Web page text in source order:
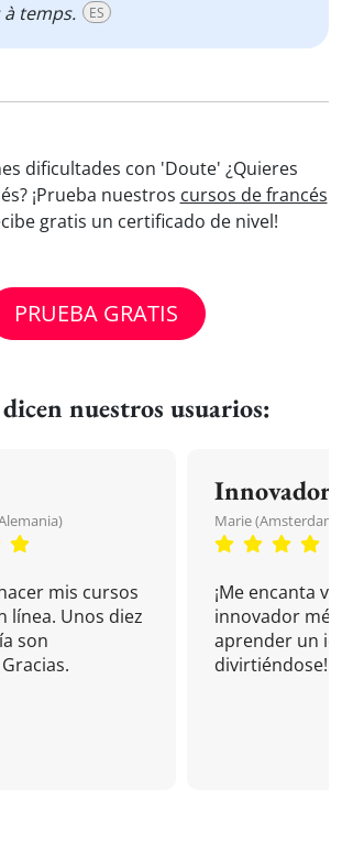
temps.
ES
dificultades con 'Doute' ¿Quieres
¡Prueba nuestros cursos de francés
gratis un certificado de nivel!
PRUEBA GRATIS
nuestros usuarios:
mis cursos
línea. Unos diez
son
Innovador
Marie (Amsterdam,
¡Me encanta
innovador
aprender un
divirtiéndose!